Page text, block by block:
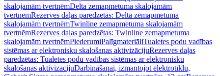
skalojamām tvertnēmDelta zemapmetuma skalojamām
tvertnēmRezerves daļas paredzētas: Delta zemapmetuma
skalojamām tvertnēmTwinline zemapmetuma skalojamām
tvertnēmRezerves daļas paredzētas: Twinline zemapmetuma
skalojamām tvertnēmPiederumiPalīgmateriāliTualetes podu vadības
sistēmas ar elektronisku skalošanas aktivizācijuRezerves daļas
paredzētas: Tualetes podu vadības sistēmas ar elektronisku
skalošanas aktivizācijuDarbināšanai, izmantojot elektrotīklu,